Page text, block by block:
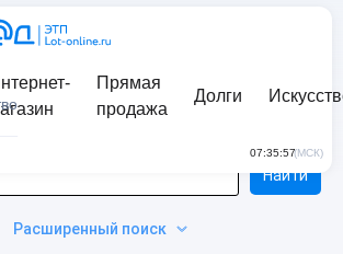
Прямая
продажа
Долги
07:35:57(МСК)
Расширенный поиск
Найти